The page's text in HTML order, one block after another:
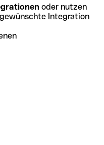
oder nutzen
Integration